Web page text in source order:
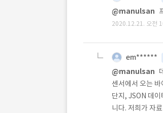
@manulsan
2020.12.21. 오전
em******
@manulsan
센서에서 오는
단지, JSON 데
니다. 저희가 자